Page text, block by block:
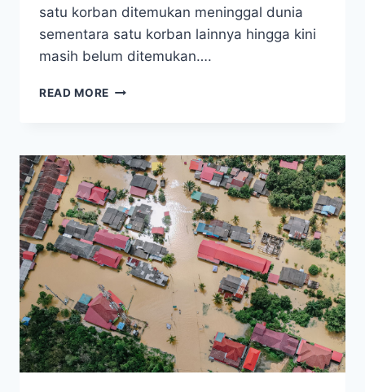
satu korban ditemukan meninggal dunia
sementara satu korban lainnya hingga kini
masih belum ditemukan….
READ MORE PERJALANAN
ORANG
TERSERET
BANJIR
DI
PASAMAN,
SATU
DITEMUKAN
TAK
BERNYAWA